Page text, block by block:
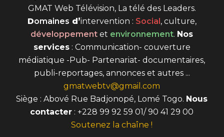
GMAT Web Télévision, La télé des Leaders.
Domaines d’intervention : Social, culture,
développement et environnement. Nos
services: Communication- couverture
médiatique -Pub- Partenariat- documentaires,
publi-reportages, annonces et autres ...
gmatwebtv@gmail.com
Siège : Abové Rue Badjonopé, Lomé Togo. Nous
contacter : +228 99 92 59 01/ 90 41 29 00
Soutenez la chaîne !